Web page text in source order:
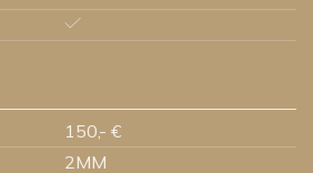
150,- €
2MM